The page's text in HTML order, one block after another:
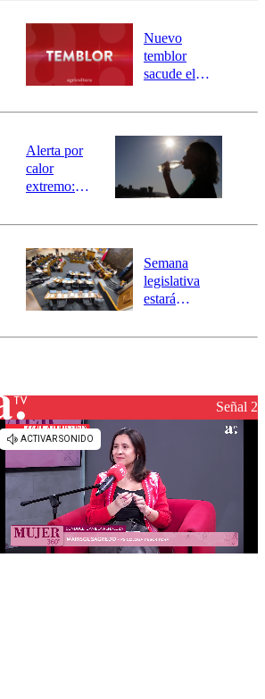
río Damas:
activa
mensajería
SAE
Nuevo
temblor
sacude el
revisa la
epicentro
Alerta por
calor
extremo:
activa Alerta
Preventiva en
tres comunas
Semana
legislativa
estará
el fin de la
reconstrucciónSeñal 2